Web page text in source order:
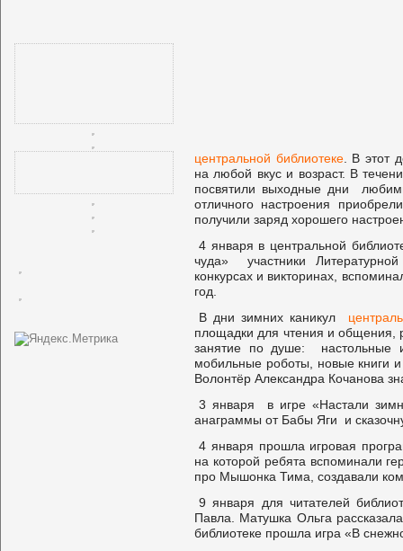
центральной библиотеке. В этот
на любой вкус и возраст. В
посвятили выходные дни
отличного настроения
получили заряд хорошего
4 января в центральной
чуда» участники
конкурсах и викторинах,
год.
В дни зимних каникул
площадки для чтения и общения,
занятие по душе: настольные
мобильные роботы, новые книги
Волонтёр Александра Кочанова
3 января в игре «Настали
анаграммы от Бабы Яги и
4 января прошла игровая
на которой ребята вспоминали
про Мышонка Тима, создавали
9 января для читателей
Павла. Матушка Ольга
библиотеке прошла игра «В